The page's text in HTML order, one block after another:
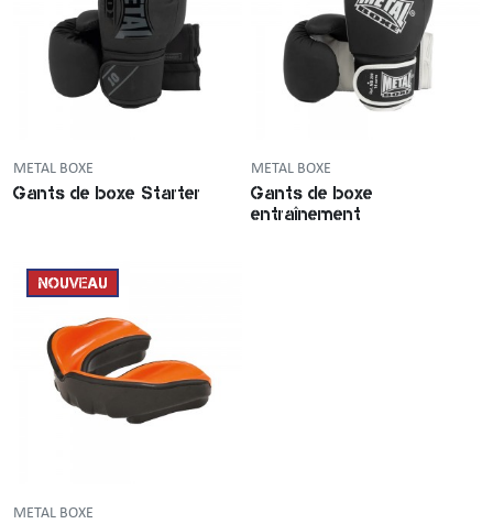
METAL BOXE
Gants de boxe Starter
METAL BOXE
Gants de boxe
entraînement
NOUVEAU
METAL BOXE